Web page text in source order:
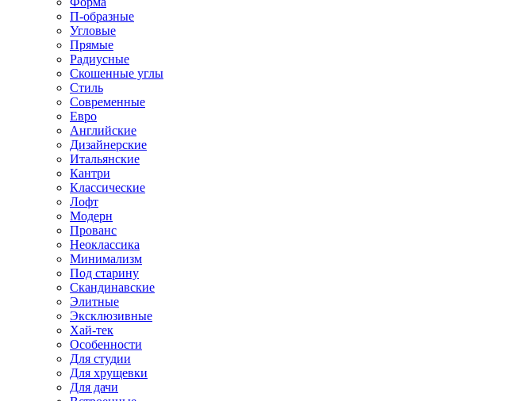
П-образные
Угловые
Прямые
Радиусные
Скошенные углы
Стиль
Современные
Евро
Английские
Дизайнерские
Итальянские
Кантри
Классические
Лофт
Модерн
Прованс
Неоклассика
Минимализм
Под старину
Скандинавские
Элитные
Эксклюзивные
Хай-тек
Особенности
Для студии
Для хрущевки
Для дачи